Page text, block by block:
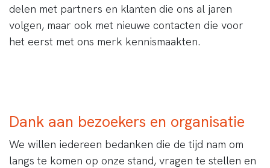
delen met partners en klanten die ons al jaren
volgen, maar ook met nieuwe contacten die voor
het eerst met ons merk kennismaakten.
Dank aan bezoekers en organisatie
We willen iedereen bedanken die de tijd nam om
langs te komen op onze stand, vragen te stellen en